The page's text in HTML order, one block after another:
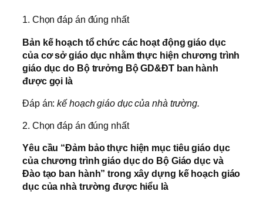
1. Chọn đáp án đúng nhất
Bản kế hoạch tổ chức các hoạt động giáo dục
của cơ sở giáo dục nhằm thực hiện chương trình
giáo dục do Bộ trưởng Bộ GD&ĐT ban hành
được gọi là
Đáp án:kế hoạch giáo dục của nhà trường.
2. Chọn đáp án đúng nhất
Yêu cầu “Đảm bảo thực hiện mục tiêu giáo dục
của chương trình giáo dục do Bộ Giáo dục và
Đào tạo ban hành” trong xây dựng kế hoạch giáo
dục của nhà trường được hiểu là